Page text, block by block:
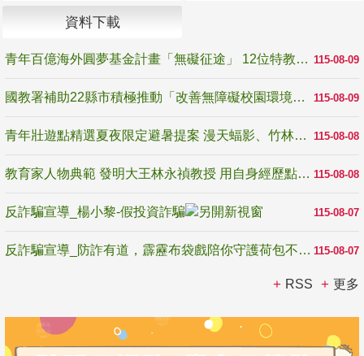
資料下載
115-08-09
青年百億海外圓夢基金計畫「無礙征途」 12位特教與弱勢青年勇闖西班牙 跨越感官限制見證生命蛻變
115-08-09
國教署補助22縣市積極推動「改善無障礙校園環境計畫」 打造友善、安全、無礙學習空間
115-08-08
青年壯遊點精選夏夜限定避暑提案 漫天蝠影、竹林尋蛙、茶香夜觀 邀青年暮色出發
115-08-08
教育家人物典範 發明大王林永禎教授 用自身經歷點亮學生的路
115-08-07
反詐騙宣導_楊小黎-假投資詐騙
115-08-07
反詐騙宣導_防詐有道，霹靂布袋戲陪你守護荷包不受騙
RSS 更多